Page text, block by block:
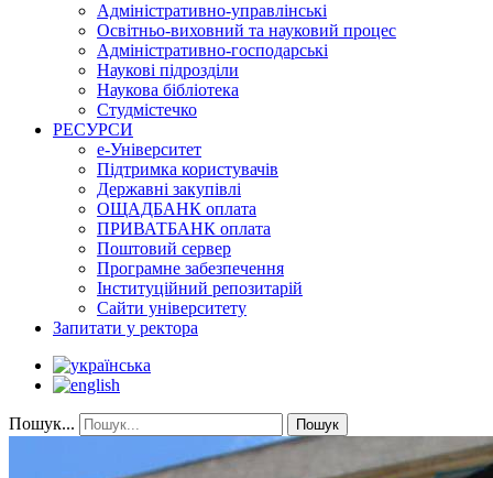
Адміністративно-управлінські
Освітньо-виховний та науковий процес
Адміністративно-господарські
Наукові підрозділи
Наукова бібліотека
Студмістечко
РЕСУРСИ
е-Університет
Підтримка користувачів
Державні закупівлі
ОЩАДБАНК оплата
ПРИВАТБАНК оплата
Поштовий сервер
Програмне забезпечення
Інституційний репозитарій
Сайти університету
Запитати у ректора
Пошук... Пошук